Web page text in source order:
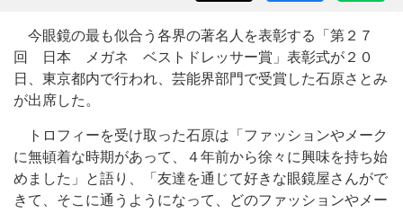
今眼鏡の最も似合う各界の著名人を表彰する「第２７
回 日本 メガネ ベストドレッサー賞」表彰式が２０
日、東京都内で行われ、芸能界部門で受賞した石原さとみ
が出席した。
トロフィーを受け取った石原は「ファッションやメーク
に無頓着な時期があって、４年前から徐々に興味を持ち始
めました」と語り、「友達を通じて好きな眼鏡屋さんがで
きて、そこに通うようになって、どのファッションやメー